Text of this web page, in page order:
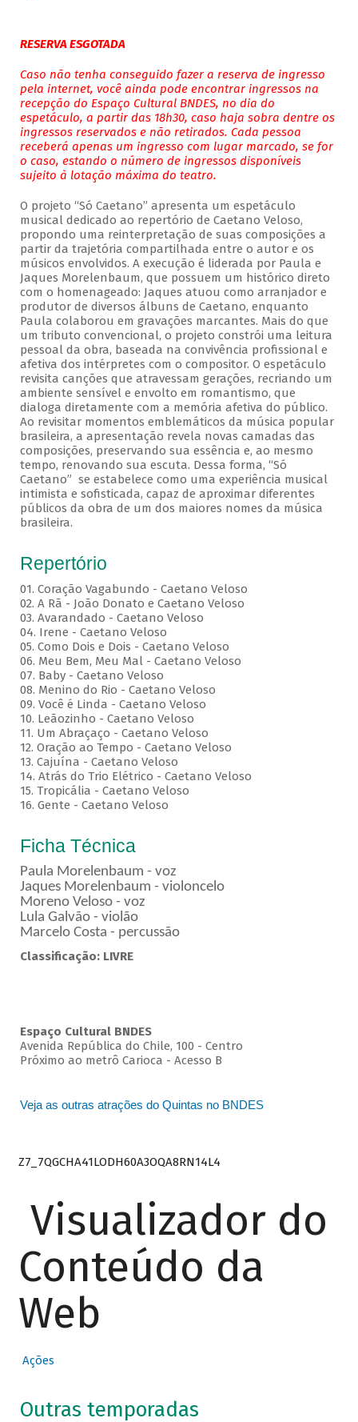
RESERVA ESGOTADA
Caso não tenha conseguido fazer a reserva de ingresso
pela internet, você ainda pode encontrar ingressos na
recepção do Espaço Cultural BNDES, no dia do
espetáculo, a partir das 18h30, caso haja sobra dentre os
ingressos reservados e não retirados. Cada pessoa
receberá apenas um ingresso com lugar marcado, se for
o caso, estando o número de ingressos disponíveis
sujeito à lotação máxima do teatro.
O projeto “Só Caetano” apresenta um espetáculo
musical dedicado ao repertório de Caetano Veloso,
propondo uma reinterpretação de suas composições a
partir da trajetória compartilhada entre o autor e os
músicos envolvidos. A execução é liderada por Paula e
Jaques Morelenbaum, que possuem um histórico direto
com o homenageado: Jaques atuou como arranjador e
produtor de diversos álbuns de Caetano, enquanto
Paula colaborou em gravações marcantes. Mais do que
um tributo convencional, o projeto constrói uma leitura
pessoal da obra, baseada na convivência profissional e
afetiva dos intérpretes com o compositor. O espetáculo
revisita canções que atravessam gerações, recriando um
ambiente sensível e envolto em romantismo, que
dialoga diretamente com a memória afetiva do público.
Ao revisitar momentos emblemáticos da música popular
brasileira, a apresentação revela novas camadas das
composições, preservando sua essência e, ao mesmo
tempo, renovando sua escuta. Dessa forma, “Só
Caetano” se estabelece como uma experiência musical
intimista e sofisticada, capaz de aproximar diferentes
públicos da obra de um dos maiores nomes da música
brasileira.
Repertório
01. Coração Vagabundo - Caetano Veloso
02. A Rã - João Donato e Caetano Veloso
03. Avarandado - Caetano Veloso
04. Irene - Caetano Veloso
05. Como Dois e Dois - Caetano Veloso
06. Meu Bem, Meu Mal - Caetano Veloso
07. Baby - Caetano Veloso
08. Menino do Rio - Caetano Veloso
09. Você é Linda - Caetano Veloso
10. Leãozinho - Caetano Veloso
11. Um Abraçaço - Caetano Veloso
12. Oração ao Tempo - Caetano Veloso
13. Cajuína - Caetano Veloso
14. Atrás do Trio Elétrico - Caetano Veloso
15. Tropicália - Caetano Veloso
16. Gente - Caetano Veloso
Ficha Técnica
Paula Morelenbaum - voz
Jaques Morelenbaum - violoncelo
Moreno Veloso - voz
Lula Galvão - violão
Marcelo Costa - percussão
Classificação: LIVRE
Espaço Cultural BNDES
Avenida República do Chile, 100 - Centro
Próximo ao metrô Carioca - Acesso B
Veja as outras atrações do Quintas no BNDES
Z7_7QGCHA41LODH60A3OQA8RN14L4
Visualizador do
Conteúdo da
Web
Ações
Outras temporadas